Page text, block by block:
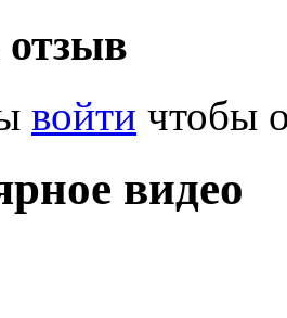
войти чтобы
видео